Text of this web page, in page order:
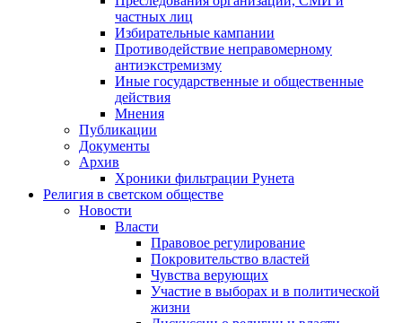
частных лиц
Избирательные кампании
Противодействие неправомерному
антиэкстремизму
Иные государственные и общественные
действия
Мнения
Публикации
Документы
Архив
Хроники фильтрации Рунета
Религия в светском обществе
Новости
Власти
Правовое регулирование
Покровительство властей
Чувства верующих
Участие в выборах и в политической
жизни